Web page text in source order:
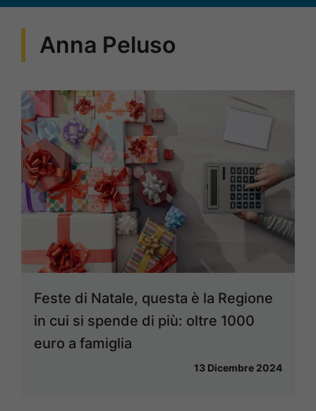
Anna Peluso
Feste di Natale, questa è la Regione
in cui si spende di più: oltre 1000
euro a famiglia
13 Dicembre 2024